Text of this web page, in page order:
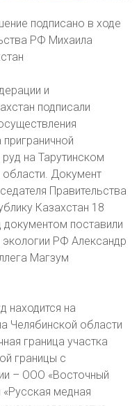
подписано в ходе
РФ Михаила
и
подписали
на Тарутинском
Документ
Правительства
Казахстан 18
документом поставили
РФ Александр
Магзум
находится на
Челябинской области
граница участка
границы с
– ООО «Восточный
«Русская медная